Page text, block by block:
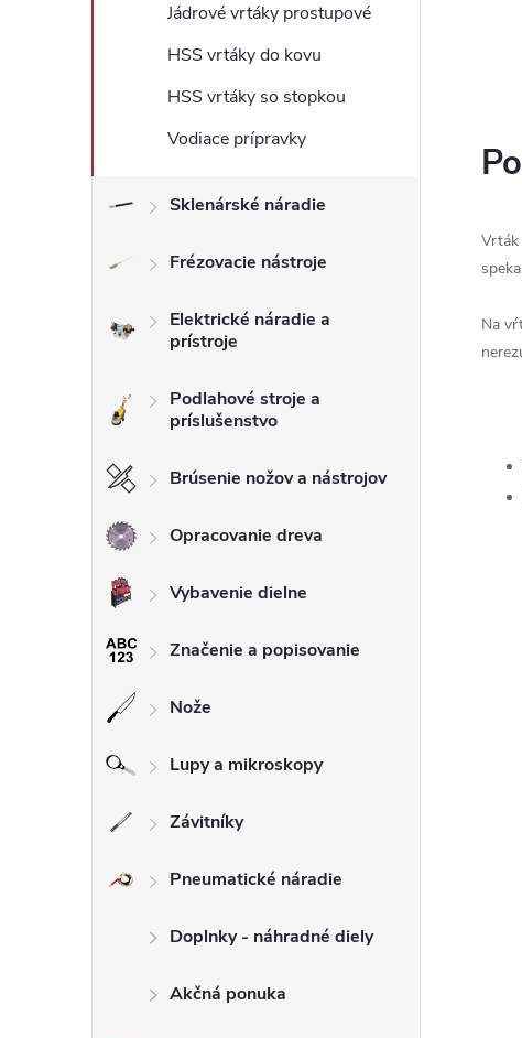
Jádrové vrtáky prostupové
HSS vrtáky do kovu
HSS vrtáky so stopkou
Vodiace prípravky
Sklenárské náradie
Frézovacie nástroje
Elektrické náradie a
prístroje
Podlahové stroje a
príslušenstvo
Brúsenie nožov a nástrojov
Opracovanie dreva
Vybavenie dielne
Značenie a popisovanie
Nože
Lupy a mikroskopy
Závitníky
Pneumatické náradie
Doplnky - náhradné diely
Akčná ponuka
Vrták
Na